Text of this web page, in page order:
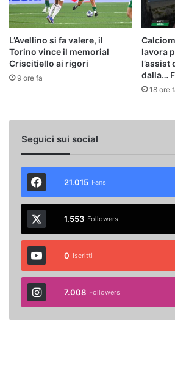
L’Avellino si fa valere, il
Torino vince il memorial
Criscitiello ai rigori
9 ore fa
lavora
dalla…
18 ore
Seguici sui social
21.015 Fans
1.553 Followers
0 Iscritti
7.008 Followers